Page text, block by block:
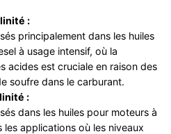
:
principalement dans les huiles
à usage intensif, où la
acides est cruciale en raison des
soufre dans le carburant.
:
dans les huiles pour moteurs à
les applications où les niveaux